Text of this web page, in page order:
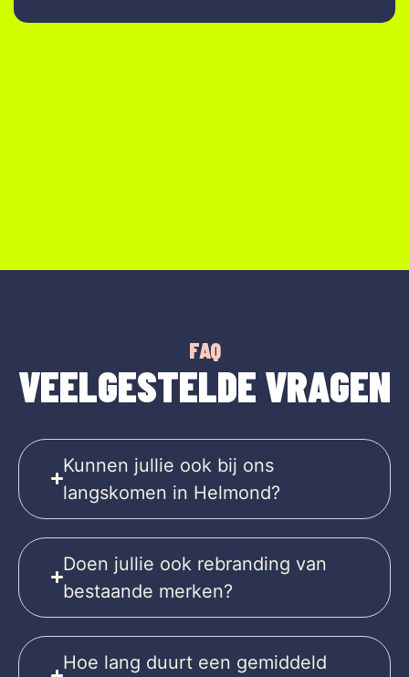
FAQ
VEELGESTELDE VRAGEN
Kunnen jullie ook bij ons
langskomen in Helmond?
Doen jullie ook rebranding van
bestaande merken?
Hoe lang duurt een gemiddeld